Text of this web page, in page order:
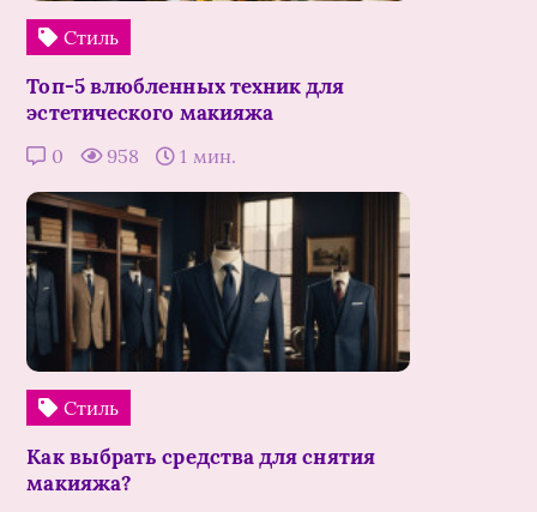
Стиль
Топ-5 влюбленных техник для
эстетического макияжа
0 958 1 мин.
Стиль
Как выбрать средства для снятия
макияжа?